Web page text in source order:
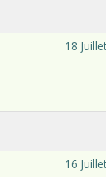
18
16